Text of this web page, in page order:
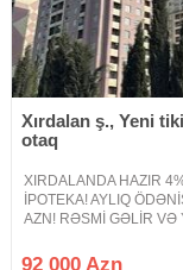
Xırdalan ş., Yeni
otaq
XIRDALANDA HAZIR
İPOTEKA! AYLIQ
AZN! RƏSMİ GƏLİR VƏ
şəhəri, Bakı –Sumqayıt
92 000 Azn